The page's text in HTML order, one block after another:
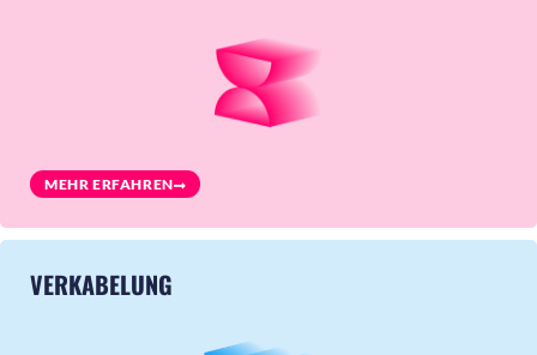
MEHR ERFAHREN
VERKABELUNG